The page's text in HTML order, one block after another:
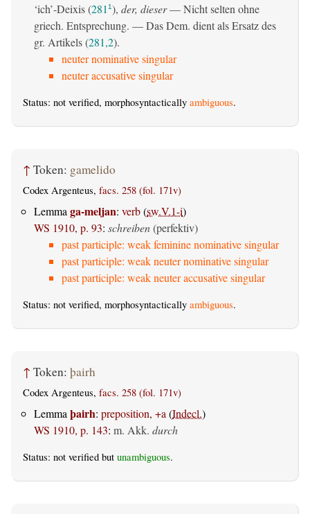
‘ich’-Deixis (281 1), der, dieser— Nicht selten ohne
griech. Entsprechung. — Das Dem. dient als Ersatz des
gr. Artikels (281,2).
neuter nominative singular
neuter accusative singular
Status: not verified, morphosyntactically ambiguous.
↑ Token: gamelido
Codex Argenteus, facs. 258 (fol. 171v)
Lemma ga-meljan: verb(sw.V.1-i)
WS 1910, p. 93: schreiben(perfektiv)
past participle: weak feminine nominative singular
past participle: weak neuter nominative singular
past participle: weak neuter accusative singular
Status: not verified, morphosyntactically ambiguous.
↑ Token: þairh
Codex Argenteus, facs. 258 (fol. 171v)
Lemma þairh: preposition, +a (Indecl.)
WS 1910, p. 143: m. Akk. durch
Status: not verified but unambiguous.